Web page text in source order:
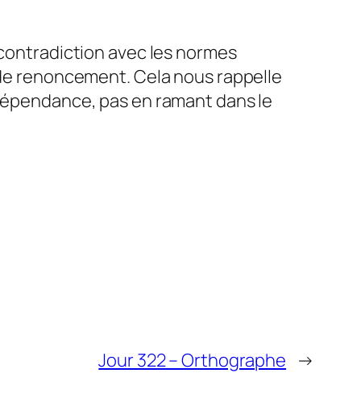
avec les normes
renoncement. Cela nous rappelle
pas en ramant dans le
Jour 322 – Orthographe →